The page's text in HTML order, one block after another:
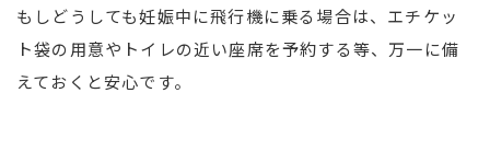
もしどうしても妊娠中に飛行機に乗る場合は、エチケッ
ト袋の用意やトイレの近い座席を予約する等、万一に備
えておくと安心です。